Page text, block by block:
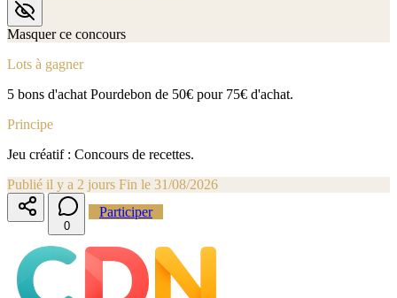
Masquer ce concours
Lots à gagner
5 bons d'achat Pourdebon de 50€ pour 75€ d'achat.
Principe
Jeu créatif : Concours de recettes.
Publié il y a 2 jours Fin le 31/08/2026
0
Participer